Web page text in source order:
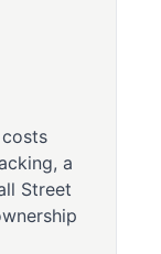
costs
a
Street